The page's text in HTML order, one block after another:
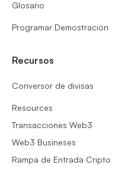
Glosario
Programar Demostración
Recursos
Conversor de divisas
Resources
Transacciones Web3
Web3 Busineses
Rampa de Entrada Cripto